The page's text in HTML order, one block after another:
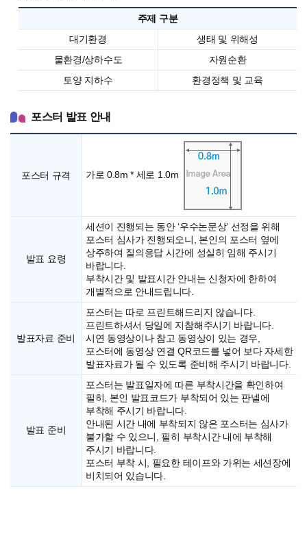
제
분
주제 구분
대기환경
생태 및 위해성
물환경/상하수도
자원순환
토양 지하수
환경정책 및 교육
포스터 발표 안내
포스터 규격 가로 0.8m * 세로 1.0m
발표 요령
세션이 진행되는 동안 ‘우수논문상’ 선정을 위해
포스터 심사가 진행되오니, 본인의 포스터 옆에
상주하여 질의응답 시간에 성실히 임해 주시기
바랍니다.
부착시간 및 발표시간 안내는 신청자에 한하여
개별적으로 안내드립니다.
발표자료 준비
포스터는 따로 프린트해드리지 않습니다.
프린트하셔서 당일에 지참해주시기 바랍니다.
시연 동영상이나 참고 동영상이 있는 경우,
포스터에 동영상 연결 QR코드를 넣어 보다 자세한
발표자료가 될 수 있도록 준비해 주시기 바랍니다.
발표 준비
포스터는 발표일자에 따른 부착시간을 확인하여
필히, 본인 발표코드가 부착되어 있는 판넬에
부착해 주시기 바랍니다.
안내된 시간 내에 부착되지 않은 포스터는 심사가
불가할 수 있으니, 필히 부착시간 내에 부착해
주시기 바랍니다.
포스터 부착 시, 필요한 테이프와 가위는 세션장에
비치되어 있습니다.